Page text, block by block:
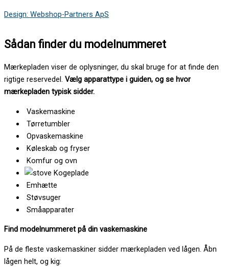
Design: Webshop-Partners ApS
Sådan finder du modelnummeret
Mærkepladen viser de oplysninger, du skal bruge for at finde den
rigtige reservedel. Vælg apparattype i guiden, og se hvor
mærkepladen typisk sidder.
Vaskemaskine
Tørretumbler
Opvaskemaskine
Køleskab og fryser
Komfur og ovn
Kogeplade
Emhætte
Støvsuger
Småapparater
Find modelnummeret på din vaskemaskine
På de fleste vaskemaskiner sidder mærkepladen ved lågen. Åbn
lågen helt, og kig: